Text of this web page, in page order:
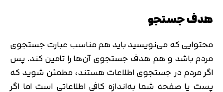
هدف جستجو
محتوایی که می‌نویسید باید هم مناسب عبارت جستجوی
مردم باشد و هم هدف جستجوی آن‌ها را تامین کند. پس
اگر مردم در جستجوی اطلاعات هستند، مطمئن شوید که
پست یا صفحه شما به‌اندازه کافی اطلاعاتی است اما اگر